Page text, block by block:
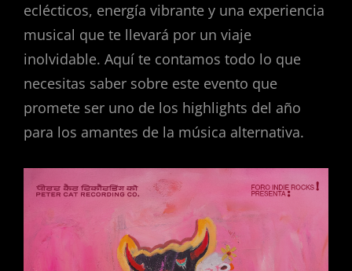
eclécticos, energía vibrante y una experiencia
musical que te llevará por un viaje
inolvidable. Aquí te contamos todo lo que
necesitas saber sobre este evento que
promete ser uno de los highlights del año
para los amantes de la música alternativa.